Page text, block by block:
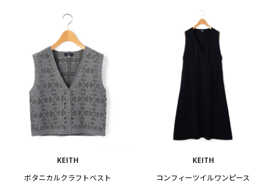
KEITH
ボタニカルクラフトベスト
KEITH
コンフィーツイルワンピース